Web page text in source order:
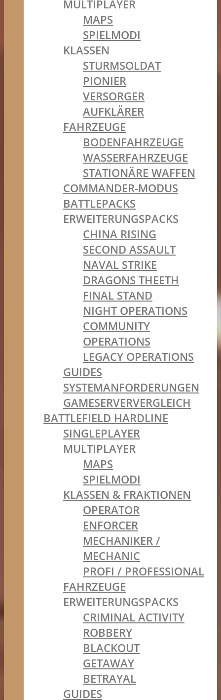
MULTIPLAYER
MAPS
SPIELMODI
KLASSEN
STURMSOLDAT
PIONIER
VERSORGER
AUFKLÄRER
FAHRZEUGE
BODENFAHRZEUGE
WASSERFAHRZEUGE
STATIONÄRE WAFFEN
COMMANDER-MODUS
BATTLEPACKS
ERWEITERUNGSPACKS
CHINA RISING
SECOND ASSAULT
NAVAL STRIKE
DRAGONS THEETH
FINAL STAND
NIGHT OPERATIONS
COMMUNITY
OPERATIONS
LEGACY OPERATIONS
GUIDES
SYSTEMANFORDERUNGEN
GAMESERVERVERGLEICH
BATTLEFIELD HARDLINE
SINGLEPLAYER
MULTIPLAYER
MAPS
SPIELMODI
KLASSEN & FRAKTIONEN
OPERATOR
ENFORCER
MECHANIKER /
MECHANIC
PROFI / PROFESSIONAL
FAHRZEUGE
ERWEITERUNGSPACKS
CRIMINAL ACTIVITY
ROBBERY
BLACKOUT
GETAWAY
BETRAYAL
GUIDES